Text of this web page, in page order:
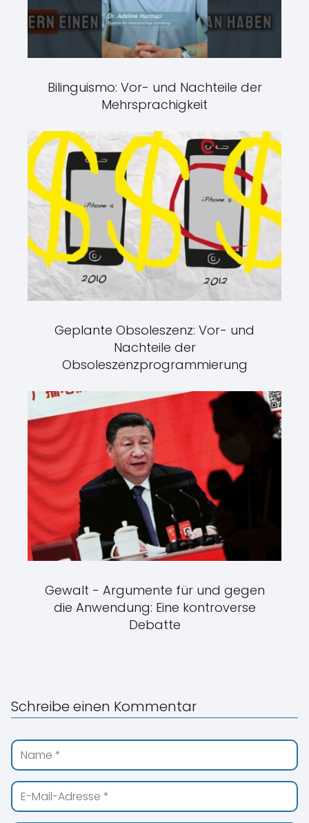
Bilinguismo: Vor- und Nachteile der
Mehrsprachigkeit
Geplante Obsoleszenz: Vor- und
Nachteile der
Obsoleszenzprogrammierung
Gewalt - Argumente für und gegen
die Anwendung: Eine kontroverse
Debatte
Schreibe einen Kommentar